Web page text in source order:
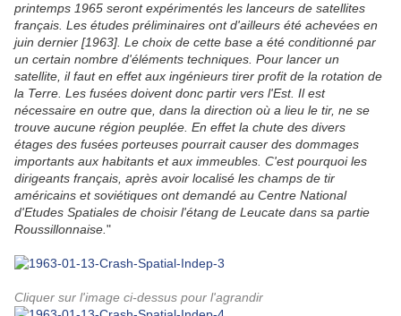
printemps 1965 seront expérimentés les lanceurs de satellites
français. Les études préliminaires ont d'ailleurs été achevées en
juin dernier [1963]. Le choix de cette base a été conditionné par
un certain nombre d'éléments techniques. Pour lancer un
satellite, il faut en effet aux ingénieurs tirer profit de la rotation de
la Terre. Les fusées doivent donc partir vers l'Est. Il est
nécessaire en outre que, dans la direction où a lieu le tir, ne se
trouve aucune région peuplée. En effet la chute des divers
étages des fusées porteuses pourrait causer des dommages
importants aux habitants et aux immeubles. C'est pourquoi les
dirigeants français, après avoir localisé les champs de tir
américains et soviétiques ont demandé au Centre National
d'Etudes Spatiales de choisir l'étang de Leucate dans sa partie
Roussillonnaise. "
Cliquer sur l'image ci-dessus pour l'agrandir